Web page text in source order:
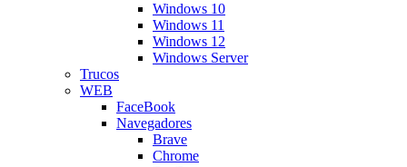
Windows 10
Windows 11
Windows 12
Windows Server
Trucos
WEB
FaceBook
Navegadores
Brave
Chrome